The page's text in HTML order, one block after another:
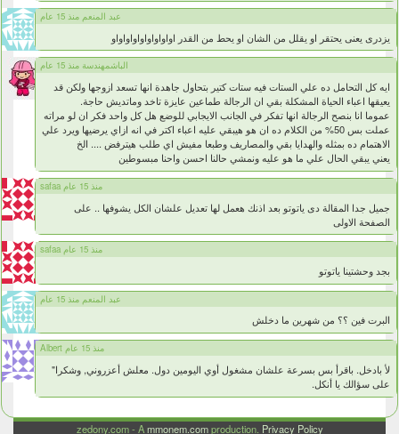
عبد المنعم منذ 15 عام
يزدرى يعنى يحتقر او يقلل من الشان او يحط من القدر اواواواواواواواواو
الباشمهندسة منذ 15 عام
ايه كل التحامل ده علي الستات فيه ستات كتير بتحاول جاهدة انها تسعد ازوجها ولكن قد
يعيقها اعباء الحياة المشكلة بقي ان الرجالة طماعين عايزة تاخد وماتديش حاجة.
عموما انا بنصح الرجالة انها تفكر في الجانب الايجابي للوضع هل كل واحد فكر ان لو مراته
عملت بس 50% من الكلام ده ان هو هيبقي عليه اعباء اكتر في انه ازاي يرضيها ويرد علي
الاهتمام ده بمثله والهدايا بقي والمصاريف وطبعا مفيش اي طلب هيترفض .... الخ
يعني يبقي الحال علي ما هو عليه ونمشي حالنا احسن واحنا مبسوطين
safaa منذ 15 عام
جميل جدا المقالة دى ياتوتو بعد اذنك هعمل لها تعديل علشان الكل يشوفها .. على
الصفحة الاولى
safaa منذ 15 عام
بجد وحشتينا ياتوتو
عبد المنعم منذ 15 عام
البرت فين ؟؟ من شهرين ما دخلش
Albert منذ 15 عام
لأ بادخل. باقرأ بس بسرعة علشان مشغول أوي اليومين دول. معلش أعزروني, وشكرا"
على سؤالك يا أنكل.
zedony.com - Ammonem.comproduction. Privacy Policy